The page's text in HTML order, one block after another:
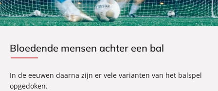
Bloedende mensen achter een bal
In de eeuwen daarna zijn er vele varianten van het balspel
opgedoken.